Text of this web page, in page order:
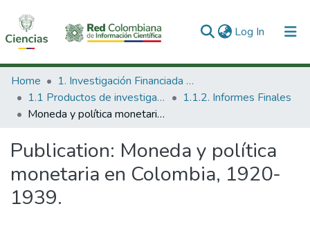
Log In (current)
Communities & Collections
All of DSpace
Home
1. Investigación Financiada con Recursos Públicos
1.1 Productos de investigación
1.1.2. Informes Finales
Moneda y política monetaria en Colombia, 1920-1939.
Publication: Moneda y política
monetaria en Colombia, 1920-
1939.